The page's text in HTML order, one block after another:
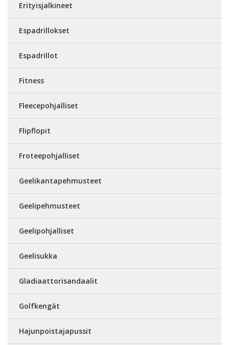
Erityisjalkineet
Espadrillokset
Espadrillot
Fitness
Fleecepohjalliset
Flipflopit
Froteepohjalliset
Geelikantapehmusteet
Geelipehmusteet
Geelipohjalliset
Geelisukka
Gladiaattorisandaalit
Golfkengät
Hajunpoistajapussit